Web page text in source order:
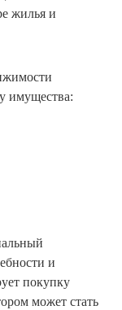
жилья и
имущества:
и
покупку
может стать